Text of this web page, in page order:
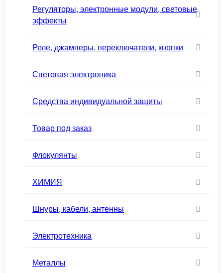
Регуляторы, электронные модули, световые
эффекты
Реле, джамперы, переключатели, кнопки
Световая электроника
Средства индивидуальной защиты
Товар под заказ
Флокулянты
ХИМИЯ
Шнуры, кабели, антенны
Электротехника
Металлы